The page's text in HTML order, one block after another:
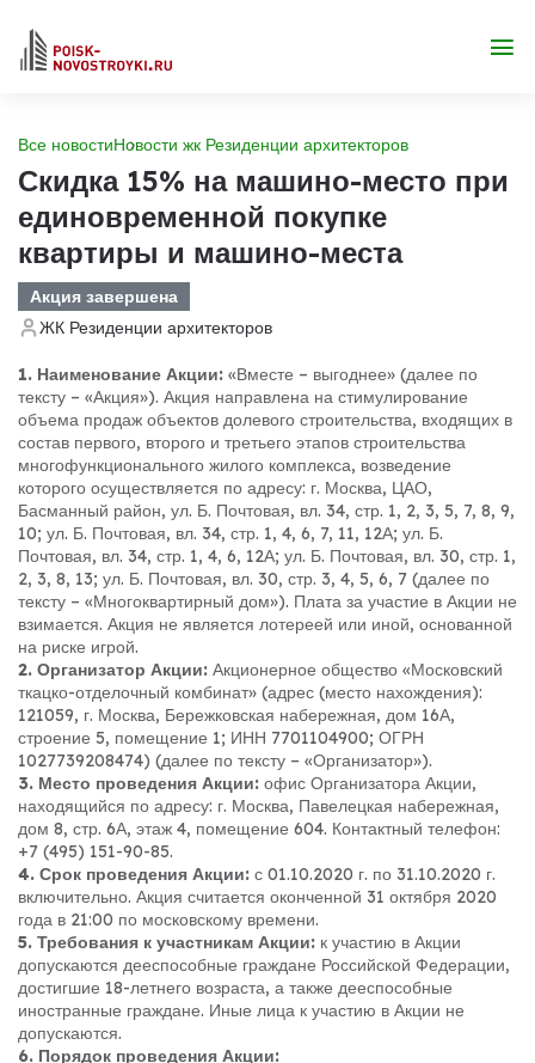
Все новостиНовости жк Резиденции архитекторов
Скидка 15% на машино-место при
единовременной покупке
квартиры и машино-места
Акция завершена
ЖК Резиденции архитекторов
1. Наименование Акции: «Вместе – выгоднее» (далее по
тексту – «Акция»). Акция направлена на стимулирование
объема продаж объектов долевого строительства, входящих в
состав первого, второго и третьего этапов строительства
многофункционального жилого комплекса, возведение
которого осуществляется по адресу: г. Москва, ЦАО,
Басманный район, ул. Б. Почтовая, вл. 34, стр. 1, 2, 3, 5, 7, 8, 9,
10; ул. Б. Почтовая, вл. 34, стр. 1, 4, 6, 7, 11, 12А; ул. Б.
Почтовая, вл. 34, стр. 1, 4, 6, 12А; ул. Б. Почтовая, вл. 30, стр. 1,
2, 3, 8, 13; ул. Б. Почтовая, вл. 30, стр. 3, 4, 5, 6, 7 (далее по
тексту – «Многоквартирный дом»). Плата за участие в Акции не
взимается. Акция не является лотереей или иной, основанной
на риске игрой.
2. Организатор Акции: Акционерное общество «Московский
ткацко-отделочный комбинат» (адрес (место нахождения):
121059, г. Москва, Бережковская набережная, дом 16А,
строение 5, помещение 1; ИНН 7701104900; ОГРН
1027739208474) (далее по тексту – «Организатор»).
3. Место проведения Акции: офис Организатора Акции,
находящийся по адресу: г. Москва, Павелецкая набережная,
дом 8, стр. 6А, этаж 4, помещение 604. Контактный телефон:
+7 (495) 151-90-85.
4. Срок проведения Акции: с 01.10.2020 г. по 31.10.2020 г.
включительно. Акция считается оконченной 31 октября 2020
года в 21:00 по московскому времени.
5. Требования к участникам Акции: к участию в Акции
допускаются дееспособные граждане Российской Федерации,
достигшие 18-летнего возраста, а также дееспособные
иностранные граждане. Иные лица к участию в Акции не
допускаются.
6. Порядок проведения Акции: